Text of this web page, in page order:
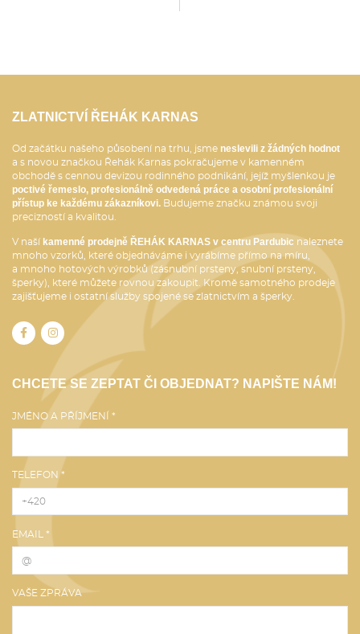
ZLATNICTVÍ ŘEHÁK KARNAS
Od začátku našeho působení na trhu, jsme neslevili z žádných hodnot
a s novou značkou Řehák Karnas pokračujeme v kamenném
obchodě s cennou devizou rodinného podnikání, jejíž myšlenkou je
poctivé řemeslo, profesionálně odvedená práce a osobní profesionální
přístup ke každému zákazníkovi. Budujeme značku známou svoji
precizností a kvalitou.
V naší kamenné prodejně ŘEHÁK KARNAS v centru Pardubic naleznete
mnoho vzorků, které objednáváme i vyrábíme přímo na míru,
a mnoho hotových výrobků (zásnubní prsteny, snubní prsteny,
šperky), které můžete rovnou zakoupit. Kromě samotného prodeje
zajišťujeme i ostatní služby spojené se zlatnictvím a šperky.
CHCETE SE ZEPTAT ČI OBJEDNAT? NAPIŠTE NÁM!
JMÉNO A PŘÍJMENÍ *
TELEFON *
EMAIL *
VAŠE ZPRÁVA